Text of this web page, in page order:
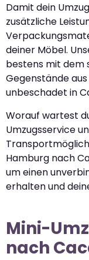
Damit dein
zusätzliche
deiner Möbel.
bestens mit dem
Gegenstände
unbeschadet in
Worauf wartest
Umzugsservice
Hamburg nach
um einen
erhalten und
Mini-
nach